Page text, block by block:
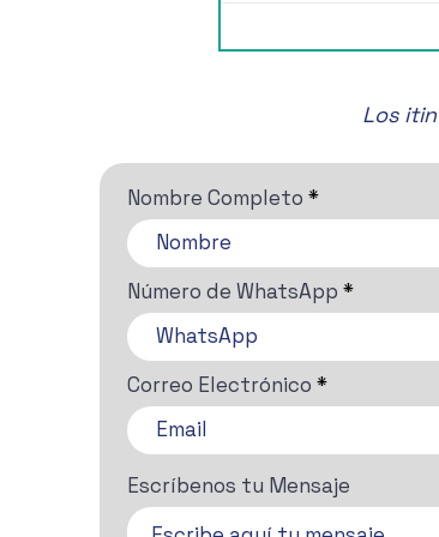
Los
Nombre Completo
Número de WhatsApp
Correo Electrónico
Escríbenos tu Mensaje